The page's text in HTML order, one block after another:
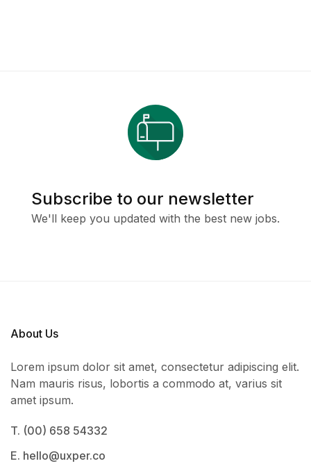
Subscribe to our newsletter
We'll keep you updated with the best new jobs.
About Us
Lorem ipsum dolor sit amet, consectetur adipiscing elit.
Nam mauris risus, lobortis a commodo at, varius sit
amet ipsum.
T. (00) 658 54332
E. hello@uxper.co